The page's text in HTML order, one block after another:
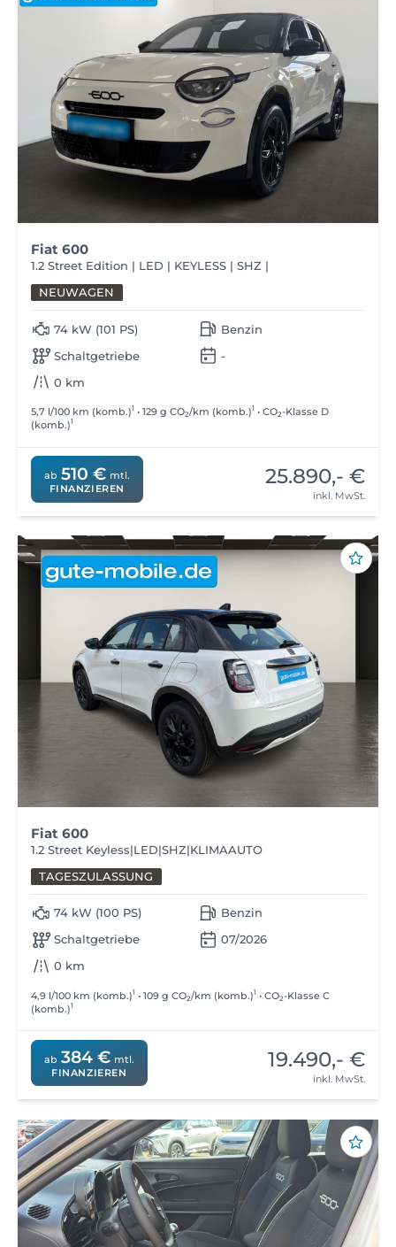
Fiat 600
1.2 Street Edition | LED | KEYLESS | SHZ |
NEUWAGEN
74 kW (101 PS)
Schaltgetriebe
0 km
Benzin
-
5,7 l/100 km (komb.)1 • 129 g CO2/km (komb.)1 • CO2-Klasse D
(komb.)1
ab 510 € mtl.
FINANZIEREN
25.890,- €
inkl. MwSt.
Fiat 600
1.2 Street Keyless|LED|SHZ|KLIMAAUTO
TAGESZULASSUNG
74 kW (100 PS)
Schaltgetriebe
0 km
Benzin
07/2026
4,9 l/100 km (komb.)1 • 109 g CO2/km (komb.)1 • CO2-Klasse C
(komb.)1
ab 384 € mtl.
FINANZIEREN
19.490,- €
inkl. MwSt.